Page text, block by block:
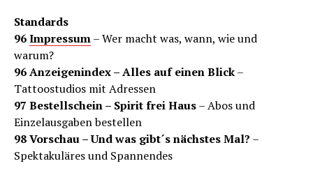
Standards
96Impressum– Wer macht was, wann, wie und
warum?
96 Anzeigenindex – Alles auf einen Blick–
Tattoostudios mit Adressen
97 Bestellschein – Spirit frei Haus– Abos und
Einzelausgaben bestellen
98 Vorschau – Und was gibt´s nächstes Mal? –
Spektakuläres und Spannendes